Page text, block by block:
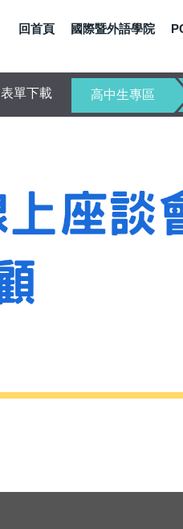
回首頁 國際暨外語學院
表單下載 高中生專區